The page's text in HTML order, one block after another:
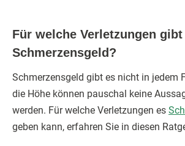
Für welche Verletzungen gibt
Schmerzensgeld?
Schmerzensgeld gibt es nicht in jedem
die Höhe können pauschal keine
werden. Für welche Verletzungen es
geben kann, erfahren Sie in diesen